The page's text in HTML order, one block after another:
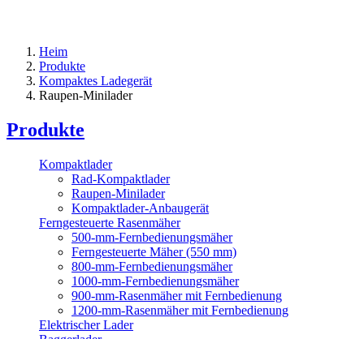
Heim
Produkte
Kompaktes Ladegerät
Raupen-Minilader
Produkte
Kompaktlader
Rad-Kompaktlader
Raupen-Minilader
Kompaktlader-Anbaugerät
Ferngesteuerte Rasenmäher
500-mm-Fernbedienungsmäher
Ferngesteuerte Mäher (550 mm)
800-mm-Fernbedienungsmäher
1000-mm-Fernbedienungsmäher
900-mm-Rasenmäher mit Fernbedienung
1200-mm-Rasenmäher mit Fernbedienung
Elektrischer Lader